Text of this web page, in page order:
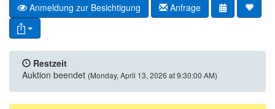
Anmeldung zur Besichtigung Anfrage
Restzeit
Auktion beendet (Monday, April 13, 2026 at 9:30:00 AM)